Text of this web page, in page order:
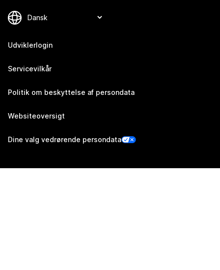
Udviklerlogin
Servicevilkår
Politik om beskyttelse af persondata
Websiteoversigt
Dine valg vedrørende persondata